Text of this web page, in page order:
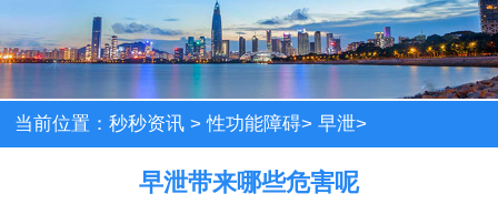
当前位置：秒秒资讯 >性功能障碍>早泄>
早泄带来哪些危害呢